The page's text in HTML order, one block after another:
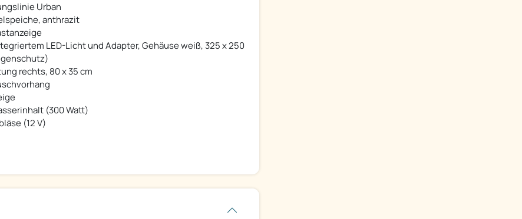
Urban
anthrazit
LED-Licht und Adapter, Gehäuse weiß, 325 x 250
rechts, 80 x 35 cm
(300 Watt)
(12 V)